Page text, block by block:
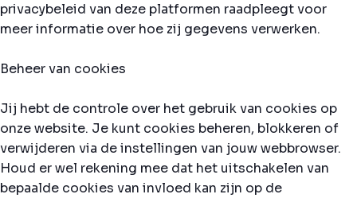
privacybeleid van deze platformen raadpleegt voor
meer informatie over hoe zij gegevens verwerken.
Beheer van cookies
Jij hebt de controle over het gebruik van cookies op
onze website. Je kunt cookies beheren, blokkeren of
verwijderen via de instellingen van jouw webbrowser.
Houd er wel rekening mee dat het uitschakelen van
bepaalde cookies van invloed kan zijn op de